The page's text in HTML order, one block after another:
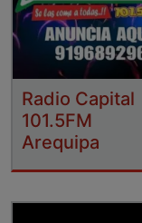
Radio Capital
101.5FM
Arequipa